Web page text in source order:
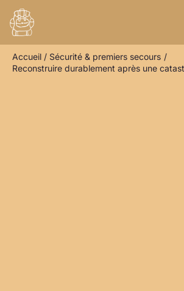
contenu
Accueil
Sécurité & premiers secours
Reconstruire durablement après une
e
h